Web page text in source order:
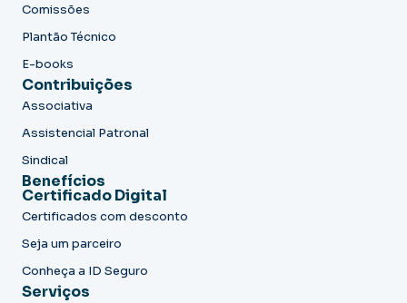
Comissões
Plantão Técnico
E-books
Contribuições
Associativa
Assistencial Patronal
Sindical
Benefícios
Certificado Digital
Certificados com desconto
Seja um parceiro
Conheça a ID Seguro
Serviços